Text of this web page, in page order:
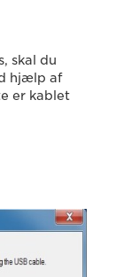
skal du
hjælp af
er kablet